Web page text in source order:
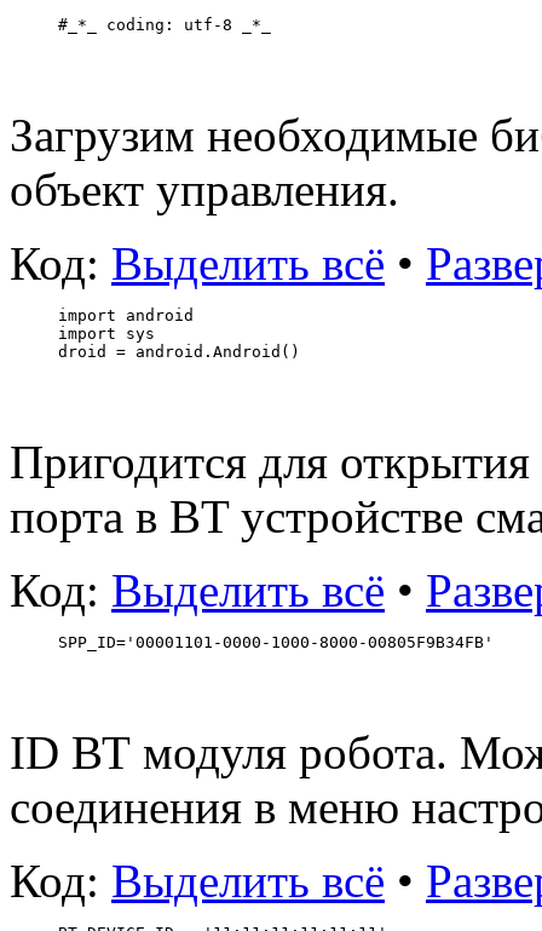
#_*_ coding: utf-8 _*_
Загрузим необходимые
объект управления.
Код: Выделить всё •
import android
import sys
droid = android.Android()
Пригодится для
порта в BT устройстве
Код: Выделить всё •
SPP_ID='00001101-0000-1000-8000-00805F9B34FB'
ID ВТ модуля робота.
соединения в меню
Код: Выделить всё •